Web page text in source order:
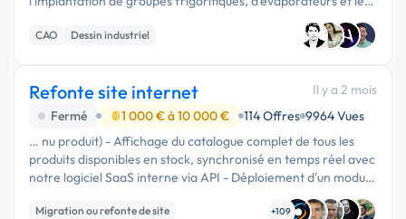
réseaux de fluides (utilisation de R-455A). Mes exigences
techniques : …
CAO Dessin industriel
Refonte site internet
Il y a 2 mois
Fermé
1 000 € à 10 000 € 114 Offres 9964 Vues
… nu produit) - Affichage du catalogue complet de tous les
produits disponibles en stock, synchronisé en temps réel avec
notre logiciel SaaS interne via API - Déploiement d'un module
de commande en ligne avec option de retrait chez le …
Migration ou refonte de site
+109